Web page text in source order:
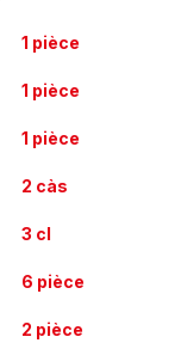
1 pièce
1 pièce
1 pièce
2 càs
3 cl
6 pièce
2 pièce